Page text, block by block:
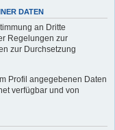
DATEN
an Dritte
Regelungen zur
zur Durchsetzung
Profil angegebenen Daten
verfügbar und von